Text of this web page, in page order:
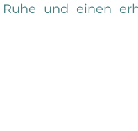
und einen